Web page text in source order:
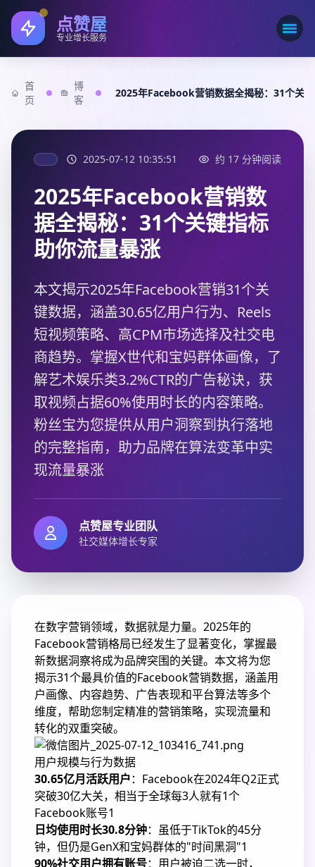
点赞屋
专业增长服务 打开
首
页
博
客
2025年Facebook营销数据全揭秘：31个关
2025-07-12 10:35:51 约 17 分钟阅读
2025年Facebook营销数
据全揭秘：31个关键指标
助你流量暴涨
本文揭示2025年Facebook营销31个关
键数据，涵盖30.65亿用户行为、Reels
短视频策略、高CPM市场选择及社交电
商趋势。掌握X世代和宝妈群体画像，了
解艺术娱乐类3.2%CTR的广告秘诀，获
取视频占据60%使用时长的内容策略。
粉丝宝为您提供从用户洞察到执行落地
的完整指南，助力品牌在算法变革中实
现流量暴涨
点赞屋专业团队
社交媒体增长专家
在数字营销领域，数据就是力量。2025年的
Facebook营销格局已经发生了显著变化，掌握最
新数据洞察将成为品牌突围的关键。本文将为您
揭示31个最具价值的Facebook营销数据，涵盖用
户画像、内容趋势、广告表现和平台算法等多个
维度，帮助您制定精准的营销策略，实现流量和
转化的双重突破。
用户规模与行为数据
30.65亿月活跃用户：Facebook在2024年Q2正式
突破30亿大关，相当于全球每3人就有1个
Facebook账号1
日均使用时长30.8分钟：虽低于TikTok的45分
钟，但仍是GenX和宝妈群体的"时间黑洞"1
90%社交用户拥有账号：用户被迫二选一时，